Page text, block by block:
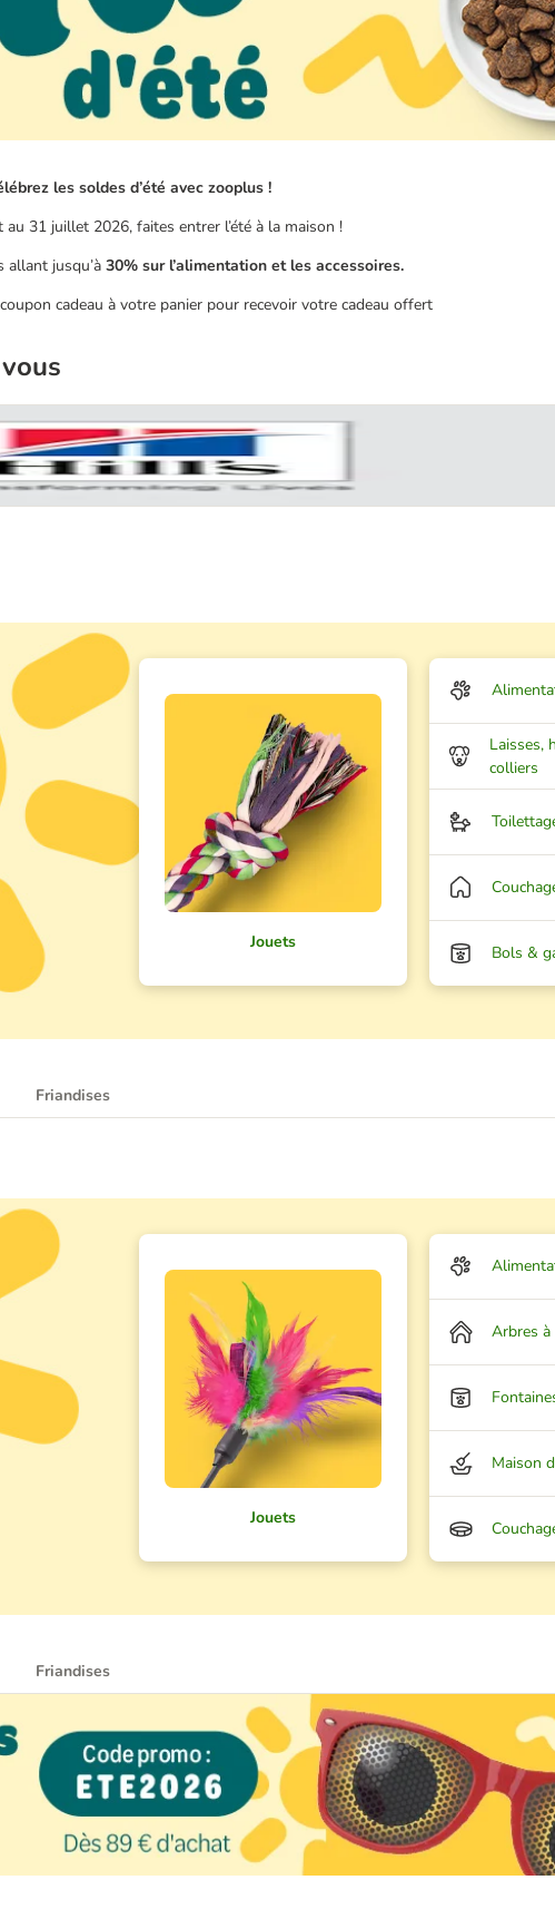
les soldes d’été avec zooplus !
au 31 juillet 2026, faites entrer l’été à la maison !
allant jusqu’à 30% sur l’alimentation et les accessoires.
coupon cadeau à votre panier pour recevoir votre cadeau offert
Jouets
Laisses,
colliers
Bols &
Friandises
Jouets
Arbres à
Maison
Friandises